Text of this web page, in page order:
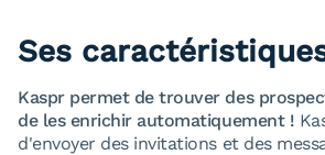
Ses
Kaspr permet de trouver des
de les enrichir automatiquement !
d'envoyer des invitations et des